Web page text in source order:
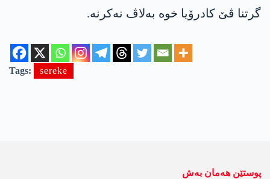
گرتنا ڤێ كادرۆیا خوه‌ به‌لاڤ نه‌كرنه‌.
Tags: sereke
پوستێن ھەمان بەش